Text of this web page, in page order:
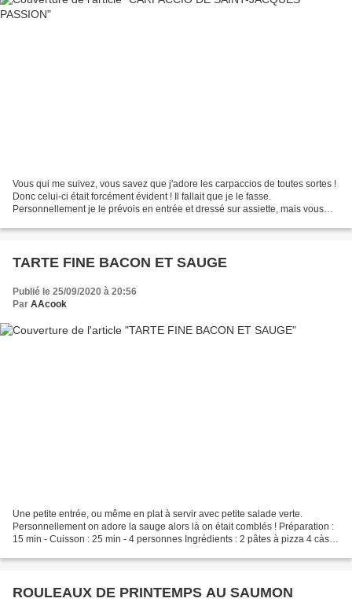
Vous qui me suivez, vous savez que j'adore les carpaccios de toutes sortes !
Donc celui-ci était forcément évident ! Il fallait que je le fasse.
Personnellement je le prévois en entrée et dressé sur assiette, mais vous
TARTE FINE BACON ET SAUGE
Publié le 25/09/2020 à 20:56
Par AAcook
Une petite entrée, ou même en plat à servir avec petite salade verte.
Personnellement on adore la sauge alors là on était comblés ! Préparation :
15 min - Cuisson : 25 min - 4 personnes Ingrédients : 2 pâtes à pizza 4 càs
ROULEAUX DE PRINTEMPS AU SAUMON